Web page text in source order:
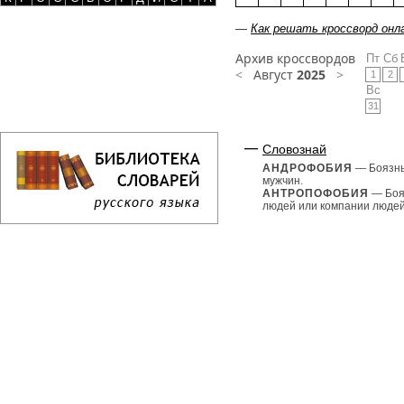
— Как решать кроссворд
Архив кроссвордов
< Август 2025 >
Пт
1
Сб
2
Вс
31
Словознай
АНДРОФОБИЯ —
мужчин.
АНТРОПОФОБИЯ —
людей или компании